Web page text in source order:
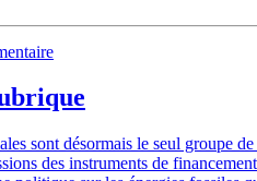
sont désormais le seul groupe
des instruments de